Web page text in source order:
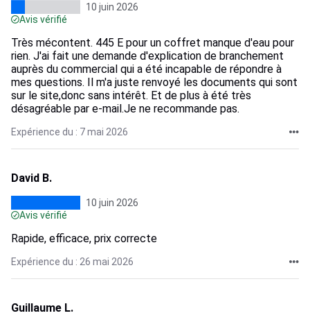
10 juin 2026
Avis vérifié
Très mécontent. 445 E pour un coffret manque d'eau pour
rien. J'ai fait une demande d'explication de branchement
auprès du commercial qui a été incapable de répondre à
mes questions. Il m'a juste renvoyé les documents qui sont
sur le site,donc sans intérêt. Et de plus à été très
désagréable par e-mail.Je ne recommande pas.
Expérience du : 7 mai 2026
David B.
10 juin 2026
Avis vérifié
Rapide, efficace, prix correcte
Expérience du : 26 mai 2026
Guillaume L.